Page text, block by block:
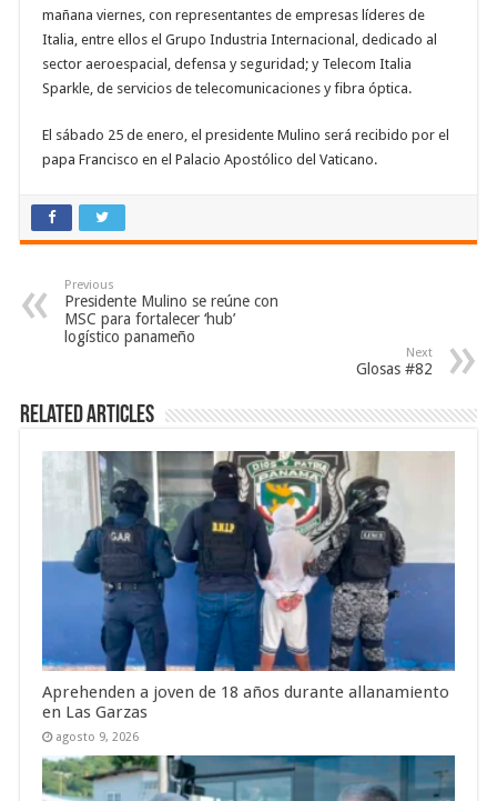
mañana viernes, con representantes de empresas líderes de
Italia, entre ellos el Grupo Industria Internacional, dedicado al
sector aeroespacial, defensa y seguridad; y Telecom Italia
Sparkle, de servicios de telecomunicaciones y fibra óptica.
El sábado 25 de enero, el presidente Mulino será recibido por el
papa Francisco en el Palacio Apostólico del Vaticano.
Previous
Presidente Mulino se reúne con
MSC para fortalecer ‘hub’
logístico panameño
Next
Glosas #82
Related Articles
Aprehenden a joven de 18 años durante allanamiento
en Las Garzas
agosto 9, 2026